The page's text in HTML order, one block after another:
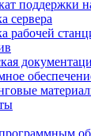
поддержки
сервера
рабочей